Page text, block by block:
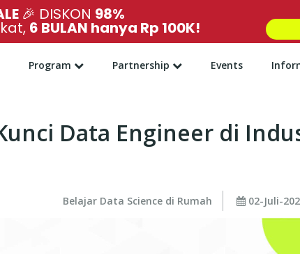
🎉 DISKON 98%
6 BULAN hanya Rp 100K!
Program Partnership Events
Data Engineer di
Belajar Data Science di Rumah 02-Juli-